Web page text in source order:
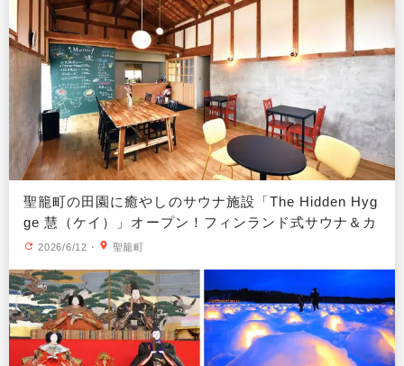
聖籠町の田園に癒やしのサウナ施設「The Hidden Hyg
ge 慧（ケイ）」オープン！フィンランド式サウナ＆カ
フェや宿泊施設も
2026/6/12 ・ 聖籠町